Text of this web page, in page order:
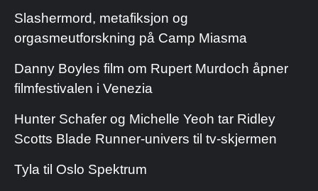
Slashermord, metafiksjon og
orgasmeutforskning på Camp Miasma
Danny Boyles film om Rupert Murdoch åpner
filmfestivalen i Venezia
Hunter Schafer og Michelle Yeoh tar Ridley
Scotts Blade Runner-univers til tv-skjermen
Tyla til Oslo Spektrum